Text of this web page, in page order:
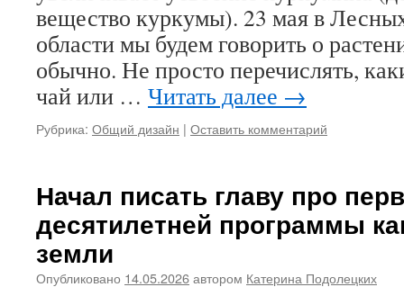
вещество куркумы). 23 мая в
области мы будем говорить о
обычно. Не просто перечислять,
чай или … Читать далее →
Рубрика: Общий дизайн | Оставить комментарий
Начал писать главу про
десятилетней программы
земли
Опубликовано 14.05.2026автором Катерина Подолецких